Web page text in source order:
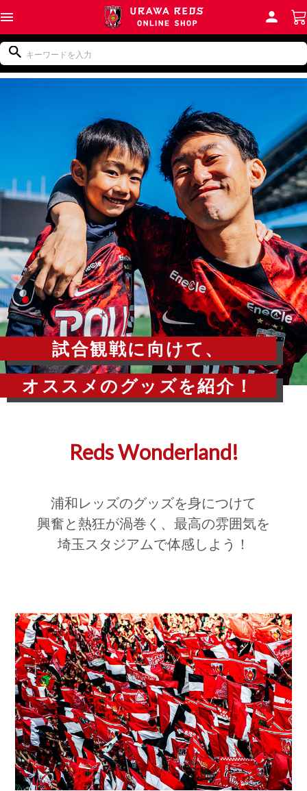
試合観戦に向けて、
オススメのグッズを紹介！
Reds Wonderland!
浦和レッズのグッズを身につけて
興奮と熱狂が渦巻く、 最高の雰囲気を
埼玉スタジアムで体感しよう！